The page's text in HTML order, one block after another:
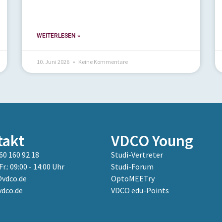
WEITERLESEN »
10. Juni 2026 Keine Kommentare
160 92 18
09:00 - 14:00 Uhr
VDCO Young
Studi-Vertreter
Studi-Forum
OptoMEETry
VDCO edu-Points